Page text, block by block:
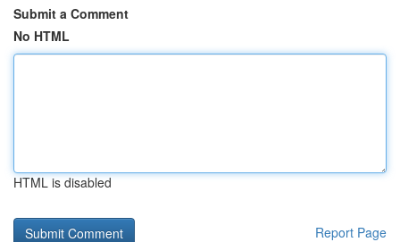
Submit a Comment
No HTML
HTML is disabled
Report Page